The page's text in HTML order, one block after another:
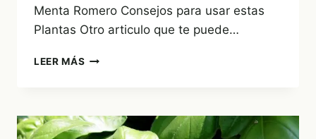
Menta Romero Consejos para usar estas
Plantas Otro articulo que te puede…
LEER MÁS LAS
AHUYENTAR
A